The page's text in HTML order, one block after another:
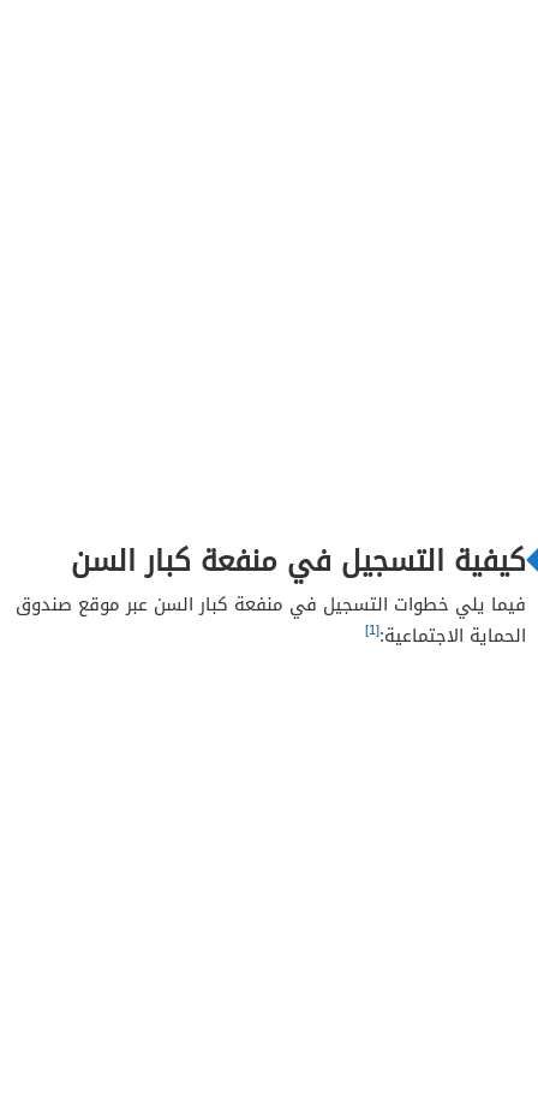
كيفية التسجيل في منفعة كبار السن
فيما يلي خطوات التسجيل في منفعة كبار السن عبر موقع صندوق
الحماية الاجتماعية:[1]